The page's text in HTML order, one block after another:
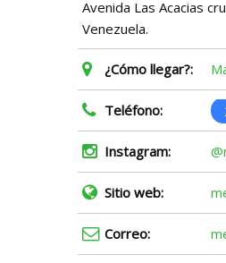
Avenida Las Acacias
Venezuela.
¿Cómo llegar?:
Teléfono:
Instagram:
Sitio web:
Correo: